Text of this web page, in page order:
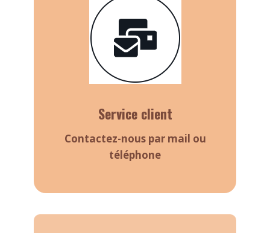
Service client
Contactez-nous par mail ou
téléphone